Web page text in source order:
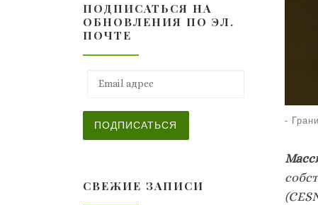
-
ПОДПИСАТЬСЯ НА
ОБНОВЛЕНИЯ ПО ЭЛ.
ПОЧТЕ
ПОДПИСАТЬСЯ
СВЕЖИЕ ЗАПИСИ